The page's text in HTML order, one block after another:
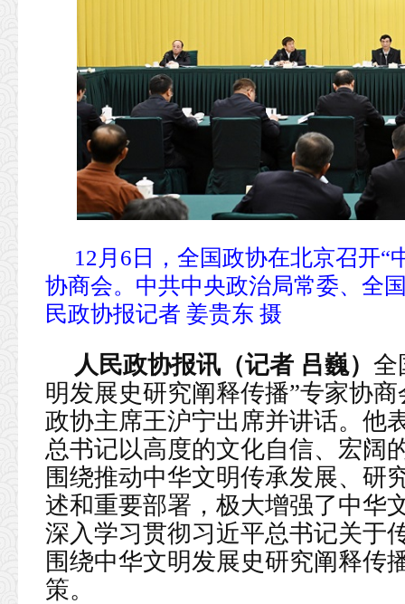
12月6日，全国政协在北京召开“
协商会。中共中央政治局常委、全
民政协报记者 姜贵东 摄
人民政协报讯（记者 吕巍） 全
明发展史研究阐释传播”专家协
政协主席王沪宁出席并讲话。他
总书记以高度的文化自信、宏阔
围绕推动中华文明传承发展、研
述和重要部署，极大增强了中华
深入学习贯彻习近平总书记关于
围绕中华文明发展史研究阐释传
策。